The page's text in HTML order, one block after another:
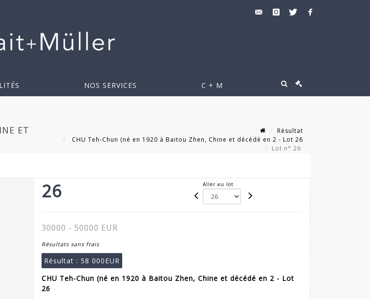
NOS SERVICES C + M
ET
Résultat
CHU Teh-Chun (né en 1920 à Baitou Zhen, Chine et décédé en 2 - Lot 26
Lot n° 26
26 Aller au lot
30000 - 50000 EUR
Résultats sans frais
Résultat : 58 000EUR
CHU Teh-Chun (né en 1920 à Baitou Zhen, Chine et décédé en 2 - Lot
26